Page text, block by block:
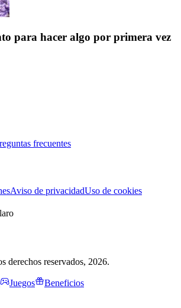
para hacer algo por primera vez
frecuentes
Aviso de privacidadUso de cookies
derechos reservados, 2026.
Juegos Beneficios